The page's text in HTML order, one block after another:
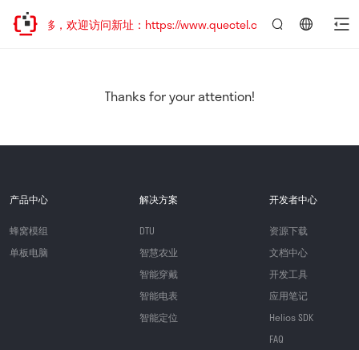
址已迁移，欢迎访问新址：https://www.quectel.com.cn
Thanks for your attention!
产品中心
蜂窝模组
单板电脑
解决方案
DTU
智慧农业
智能穿戴
智能电表
智能定位
开发者中心
资源下载
文档中心
开发工具
应用笔记
Helios SDK
FAQ